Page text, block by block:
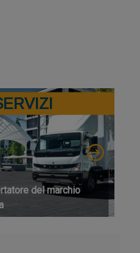
del marchio